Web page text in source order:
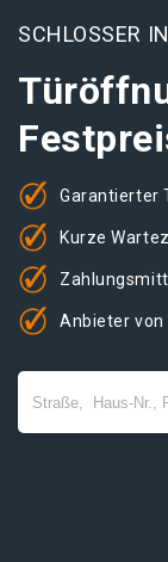
SCHLOSSER
Garantierter
Kurze
Anbieter